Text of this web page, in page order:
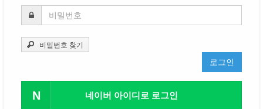
비밀번호 찾기
로그인
N 네이버 아이디로 로그인